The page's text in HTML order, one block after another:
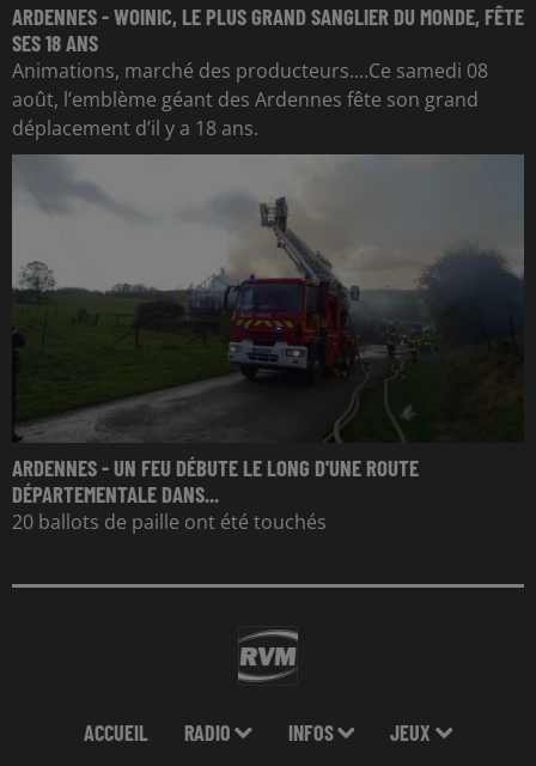
ARDENNES - WOINIC, LE PLUS GRAND SANGLIER DU MONDE, FÊTE
SES 18 ANS
Animations, marché des producteurs....Ce samedi 08
août, l’emblème géant des Ardennes fête son grand
déplacement d’il y a 18 ans.
ARDENNES - UN FEU DÉBUTE LE LONG D'UNE ROUTE
DÉPARTEMENTALE DANS...
20 ballots de paille ont été touchés
ACCUEIL RADIO INFOS JEUX